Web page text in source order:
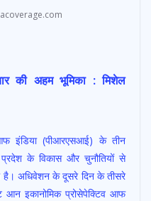
की अहम भूमिका : मिशेल
इंडिया (पीआरएसआई) के तीन
के विकास और चुनौतियों से
है। अधिवेशन के दूसरे दिन के तीसरे
आन इकानोमिक प्रोसेपेक्टिव आफ